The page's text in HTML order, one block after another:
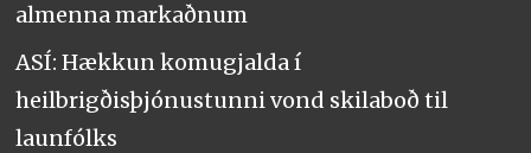
almenna markaðnum
ASÍ: Hækkun komugjalda í
heilbrigðisþjónustunni vond skilaboð til
launfólks